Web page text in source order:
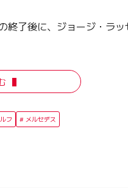
了後に、ジョージ・ラ
フ メルセデス